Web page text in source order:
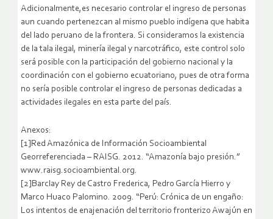
Adicionalmente,es necesario controlar el ingreso de personas
aun cuando pertenezcan al mismo pueblo indígena que habita
del lado peruano de la frontera. Si consideramos la existencia
de la tala ilegal, minería ilegal y narcotráfico, este control solo
será posible con la participación del gobierno nacional y la
coordinación con el gobierno ecuatoriano, pues de otra forma
no sería posible controlar el ingreso de personas dedicadas a
actividades ilegales en esta parte del país.
Anexos:
[1]Red Amazónica de Información Socioambiental
Georreferenciada – RAISG. 2012. “Amazonía bajo presión.”
www.raisg.socioambiental.org.
[2]Barclay Rey de Castro Frederica, Pedro García Hierro y
Marco Huaco Palomino. 2009. “Perú: Crónica de un engaño:
Los intentos de enajenación del territorio fronterizo Awajún en